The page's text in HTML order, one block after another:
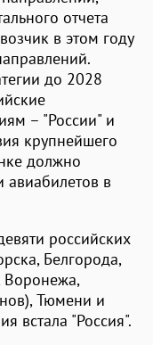
отчета
в этом году
до 2028
– "России" и
крупнейшего
должно
авиабилетов в
российских
Белгорода,
Воронежа,
Тюмени и
встала "Россия".